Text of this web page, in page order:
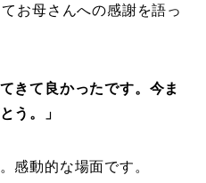
お母さんへの感謝を語っ
きて良かったです。今ま
う。」
感動的な場面です。